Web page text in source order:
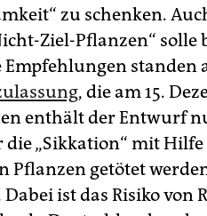
zu schenken.
Ziel-Pflanzen“
standen
, die am 15.
enthält der Entwurf
die „Sikkation“ mit
Pflanzen getötet
ist das Risiko von